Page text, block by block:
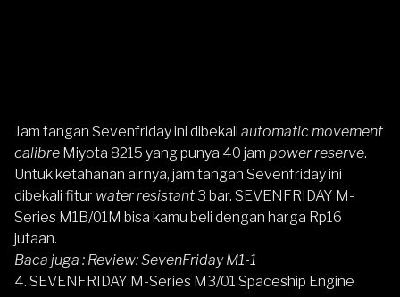
Jam tangan Sevenfriday ini dibekali automatic movement
calibre Miyota 8215 yang punya 40 jam power reserve.
Untuk ketahanan airnya, jam tangan Sevenfriday ini
dibekali fitur water resistant3 bar. SEVENFRIDAY M-
Series M1B/01M bisa kamu beli dengan harga Rp16
jutaan.
Baca juga : Review: SevenFriday M1-1
4. SEVENFRIDAY M-Series M3/01 Spaceship Engine